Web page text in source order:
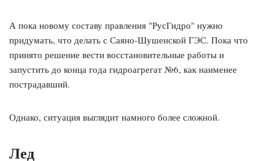
А пока новому составу правления "РусГидро" нужно
придумать, что делать с Саяно-Шушенской ГЭС. Пока что
принято решение вести восстановительные работы и
запустить до конца года гидроагрегат №6, как наименее
пострадавший.
Однако, ситуация выглядит намного более сложной.
Лед